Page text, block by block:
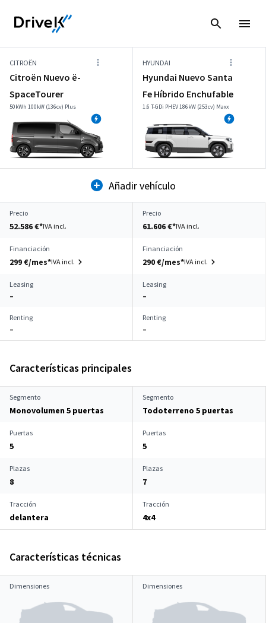
CITROËN
Citroën Nuevo ë-
SpaceTourer
50kWh 100kW (136cv) Plus
HYUNDAI
Hyundai Nuevo Santa
Fe Híbrido Enchufable
1.6 T-GDi PHEV 186kW (253cv) Maxx
Añadir vehículo
Precio
52.586 €*IVA incl.
Precio
61.606 €*IVA incl.
Financiación
299 €/mes*IVA incl.
Financiación
290 €/mes*IVA incl.
Leasing
–
Leasing
–
Renting
–
Renting
–
Características principales
Segmento
Monovolumen 5 puertas
Segmento
Todoterreno 5 puertas
Puertas
5
Puertas
5
Plazas
8
Plazas
7
Tracción
delantera
Tracción
4x4
Características técnicas
Dimensiones Dimensiones